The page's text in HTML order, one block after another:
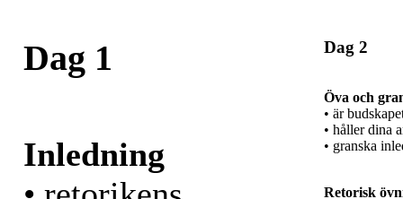
Dag 1
Inledning
Dag 2
Öva och
• är
• håller dina
• granska
Retorisk